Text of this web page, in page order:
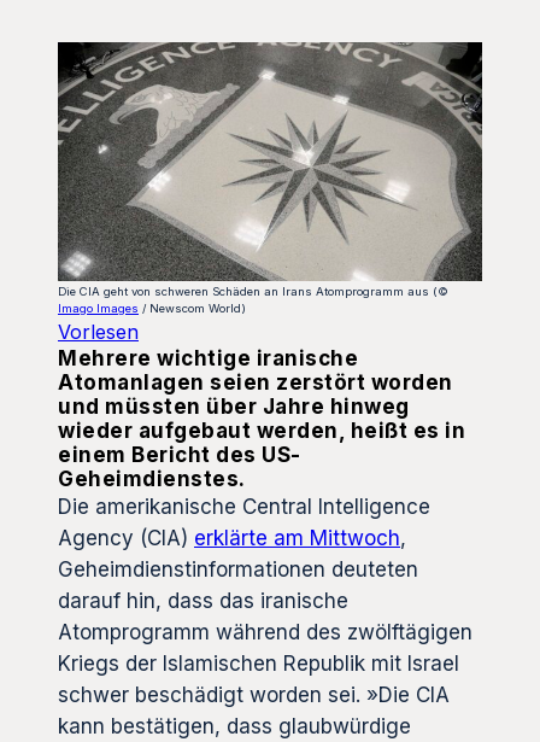
Die CIA geht von schweren Schäden an Irans Atomprogramm aus (©
Imago Images / Newscom World)
Vorlesen
Mehrere wichtige iranische
Atomanlagen seien zerstört worden
und müssten über Jahre hinweg
wieder aufgebaut werden, heißt es in
einem Bericht des US-
Geheimdienstes.
Die amerikanische Central Intelligence
Agency (CIA) erklärte am Mittwoch,
Geheimdienstinformationen deuteten
darauf hin, dass das iranische
Atomprogramm während des zwölftägigen
Kriegs der Islamischen Republik mit Israel
schwer beschädigt worden sei. »Die CIA
kann bestätigen, dass glaubwürdige